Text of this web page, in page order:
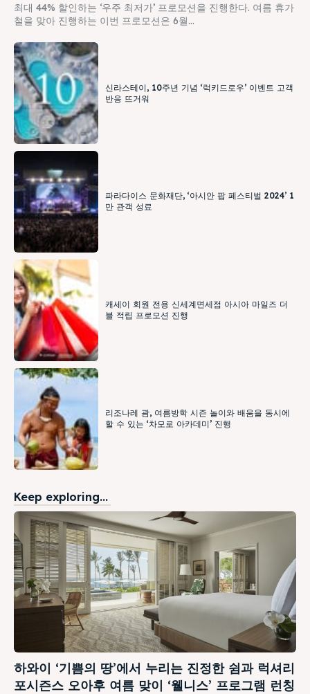
최대 44% 할인하는 ‘우주 최저가’ 프로모션을 진행한다. 여름 휴가
철을 맞아 진행하는 이번 프로모션은 6월...
신라스테이, 10주년 기념 ‘럭키드로우’ 이벤트 고객
반응 뜨거워
파라다이스 문화재단, ‘아시안 팝 페스티벌 2024’ 1
만 관객 성료
캐세이 회원 전용 신세계면세점 아시아 마일즈 더
블 적립 프로모션 진행
리조나레 괌, 여름방학 시즌 놀이와 배움을 동시에
할 수 있는 ‘차모로 아카데미’ 진행
Keep exploring...
하와이 ‘기쁨의 땅’에서 누리는 진정한 쉼과 럭셔리
포시즌스 오아후 여름 맞이 ‘웰니스’ 프로그램 런칭